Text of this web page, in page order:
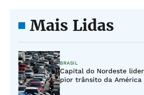
Mais Lidas
BRASIL
Capital do Nordeste
pior trânsito da América